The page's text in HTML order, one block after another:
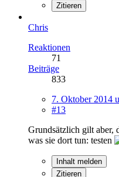
Zitieren
Chris
Reaktionen
71
Beiträge
833
7. Oktober 2014
#13
Grundsätzlich gilt aber,
was sie dort tun: testen
Inhalt melden
Zitieren